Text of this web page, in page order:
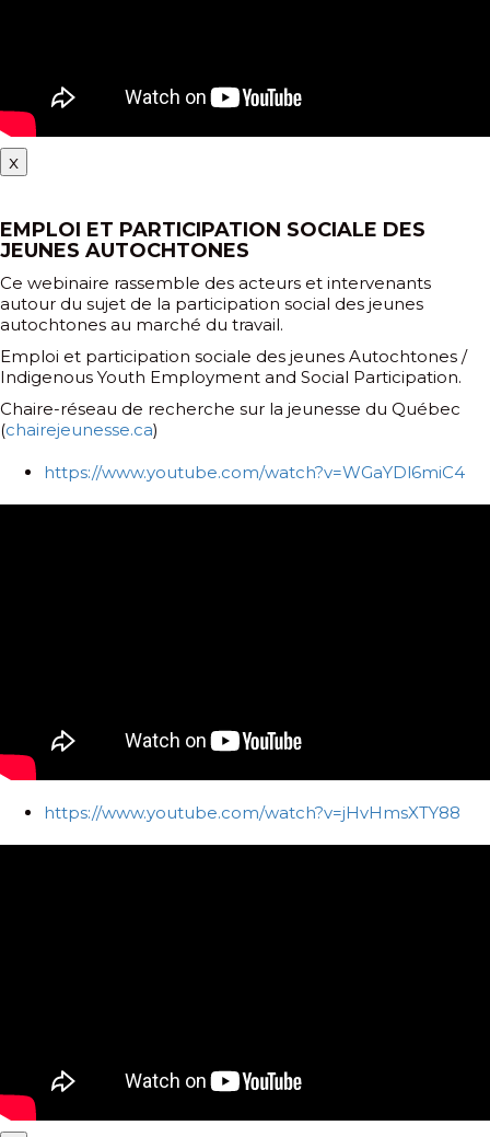
x
EMPLOI ET PARTICIPATION SOCIALE DES
JEUNES AUTOCHTONES
Ce webinaire rassemble des acteurs et intervenants
autour du sujet de la participation social des jeunes
autochtones au marché du travail.
Emploi et participation sociale des jeunes Autochtones /
Indigenous Youth Employment and Social Participation.
Chaire-réseau de recherche sur la jeunesse du Québec
(chairejeunesse.ca)
https://www.youtube.com/watch?v=WGaYDl6miC4
https://www.youtube.com/watch?v=jHvHmsXTY88